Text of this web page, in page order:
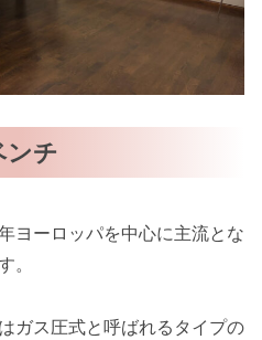
ンチ
ヨーロッパを中心に主流とな
。
ガス圧式と呼ばれるタイプの